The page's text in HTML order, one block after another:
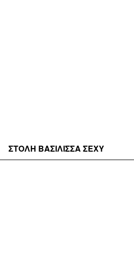
ΣΤΟΛΉ ΒΑΣΙΛΙΣΣΑ ΣΕΧΥ